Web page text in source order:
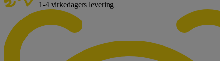
1-4 virkedagers levering